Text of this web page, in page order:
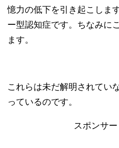
憶力の低下を引き起こしま
ー型認知症です。ちなみに
ます。
これらは未だ解明されてい
っているのです。
スポンサ